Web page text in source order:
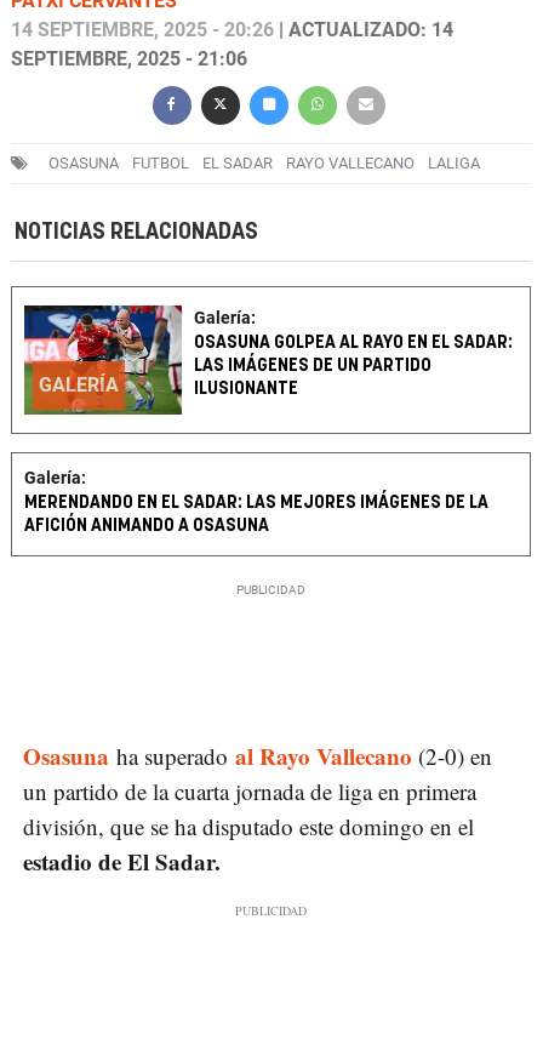
14 SEPTIEMBRE, 2025 - 20:26 | ACTUALIZADO: 14
SEPTIEMBRE, 2025 - 21:06
OSASUNA FUTBOL EL SADAR RAYO VALLECANO LALIGA
NOTICIAS RELACIONADAS
GALERÍA
Galería:
OSASUNA GOLPEA AL RAYO EN EL SADAR:
LAS IMÁGENES DE UN PARTIDO
ILUSIONANTE
Galería:
MERENDANDO EN EL SADAR: LAS MEJORES IMÁGENES DE LA
AFICIÓN ANIMANDO A OSASUNA
Osasuna ha superado al Rayo Vallecano (2-0) en
un partido de la cuarta jornada de liga en primera
división, que se ha disputado este domingo en el
estadio de El Sadar.